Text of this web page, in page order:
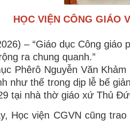
HỌC VIỆN CÔNG GIÁO
– “Giáo dục Công giáo
ra chung quanh.”
Phêrô Nguyễn Văn
như thế trong dịp lễ bế
tại nhà thờ giáo xứ Thủ
Học viện CGVN cũng